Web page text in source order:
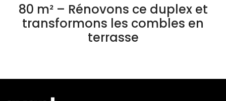
80 m² – Rénovons ce duplex et
transformons les combles en
terrasse